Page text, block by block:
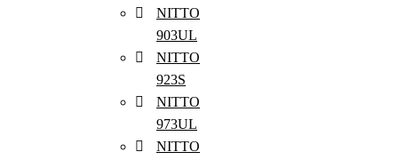
NITTO
903UL
NITTO
923S
NITTO
973UL
NITTO